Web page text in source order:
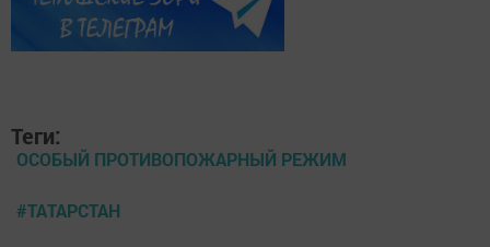
Теги:
ОСОБЫЙ ПРОТИВОПОЖАРНЫЙ РЕЖИМ
#ТАТАРСТАН